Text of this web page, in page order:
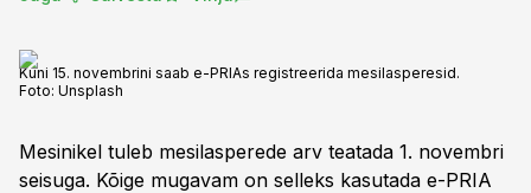
Kuni 15. novembrini saab e-PRIAs registreerida mesilasperesid.
Foto: Unsplash
Mesinikel tuleb mesilasperede arv teatada 1. novembri
seisuga. Kõige mugavam on selleks kasutada e-PRIA